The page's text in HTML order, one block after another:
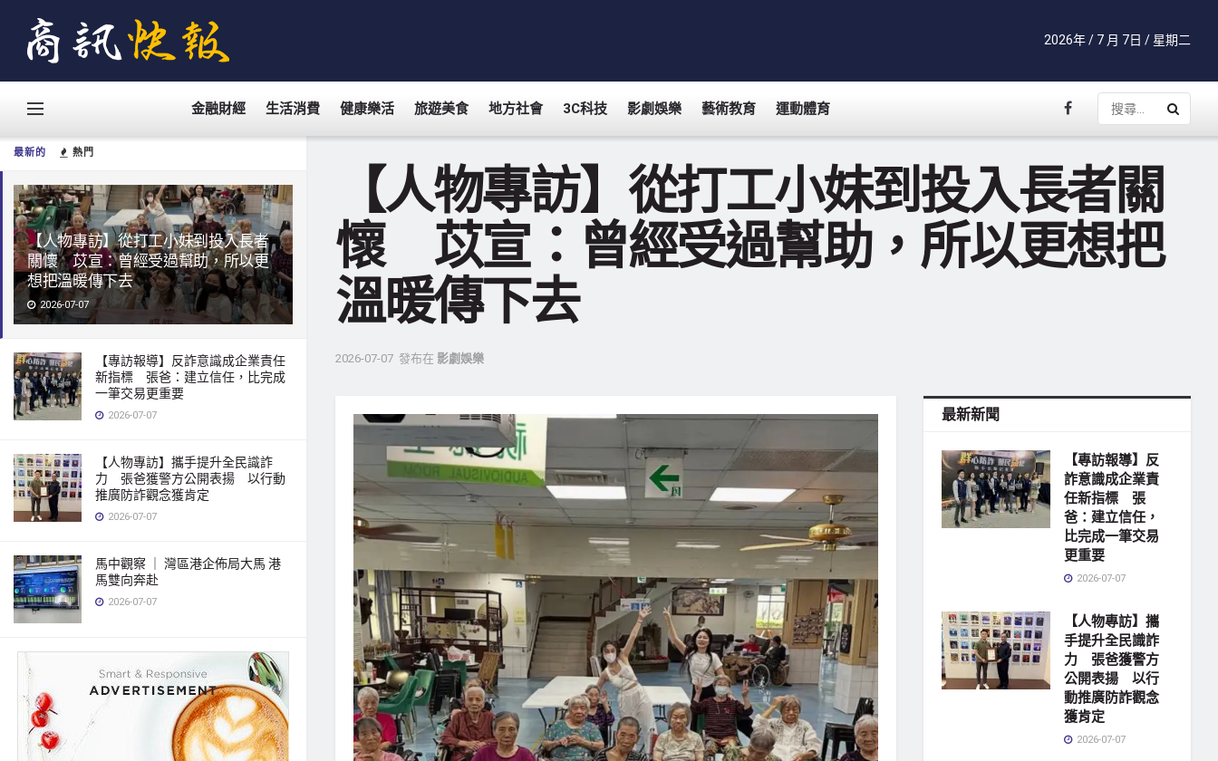
最新的 熱門
【人物專訪】從打工小妹到投入長者
關懷 苡宣：曾經受過幫助，所以更
想把溫暖傳下去
2026-07-07
【專訪報導】反詐意識成企業責任
新指標 張爸：建立信任，比完成
一筆交易更重要
2026-07-07
【人物專訪】攜手提升全民識詐
力 張爸獲警方公開表揚 以行動
推廣防詐觀念獲肯定
2026-07-07
馬中觀察 ｜ 灣區港企佈局大馬 港
馬雙向奔赴
2026-07-07
2026年 / 7 月 7日 / 星期二
金融財經 生活消費 健康樂活 旅遊美食 地方社會 3C科技 影劇娛樂 藝術教育 運動體育
【人物專訪】從打工小妹到投入長者關
懷 苡宣：曾經受過幫助，所以更想把
溫暖傳下去
2026-07-07 發布在 影劇娛樂
最新新聞
【專訪報導】反
詐意識成企業責
任新指標 張
爸：建立信任，
比完成一筆交易
更重要
2026-07-07
【人物專訪】攜
手提升全民識詐
力 張爸獲警方
公開表揚 以行
動推廣防詐觀念
獲肯定
2026-07-07